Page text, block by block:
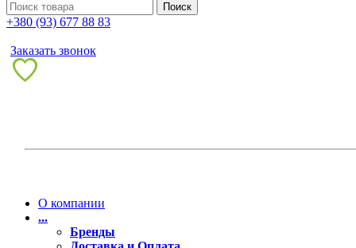
Поиск
+38‎0 (93) 677 88 83
Заказать звонок
О компании
...
Бренды